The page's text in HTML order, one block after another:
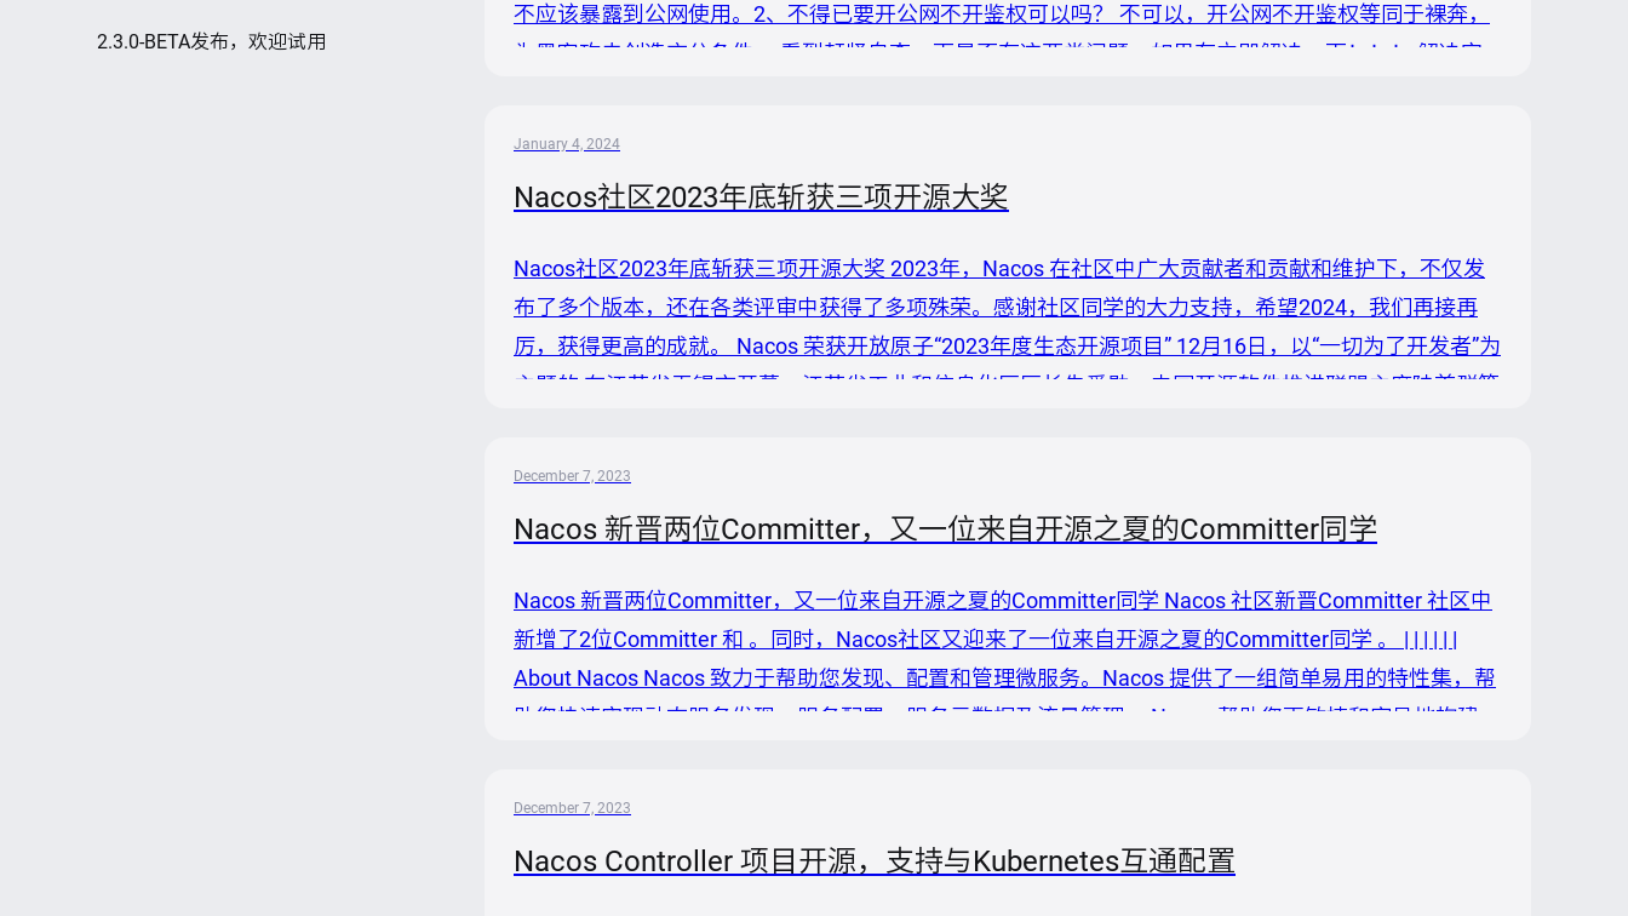
2.3.0-BETA发布，欢迎试用
不应该暴露到公网使用。2、不得已要开公网不开鉴权可以吗？ 不可以，开公网不开鉴权等同于裸奔，
为黑客攻击创造充分条件。 看到赶紧自查一下是否有这两类问题，如果有立即解决一下！！！ 解决完
January 4, 2024
Nacos社区2023年底斩获三项开源大奖
Nacos社区2023年底斩获三项开源大奖 2023年，Nacos 在社区中广大贡献者和贡献和维护下，不仅发
布了多个版本，还在各类评审中获得了多项殊荣。感谢社区同学的大力支持，希望2024，我们再接再
厉，获得更高的成就。 Nacos 荣获开放原子“2023年度生态开源项目” 12月16日，以“一切为了开发者”为
主题的 在江苏省无锡市开幕。江苏省工业和信息化厅厅长朱爱勋、中国开源软件推进联盟主席陆首群等
December 7, 2023
Nacos 新晋两位Committer，又一位来自开源之夏的Committer同学
Nacos 新晋两位Committer，又一位来自开源之夏的Committer同学 Nacos 社区新晋Committer 社区中
新增了2位Committer 和 。同时，Nacos社区又迎来了一位来自开源之夏的Committer同学 。 | | | | | |
About Nacos Nacos 致力于帮助您发现、配置和管理微服务。Nacos 提供了一组简单易用的特性集，帮
助您快速实现动态服务发现、服务配置、服务元数据及流量管理。 Nacos 帮助您更敏捷和容易地构建、
December 7, 2023
Nacos Controller 项目开源，支持与Kubernetes互通配置